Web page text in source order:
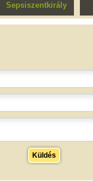
Sepsiszentkirály
Unitárius templom
Küldés